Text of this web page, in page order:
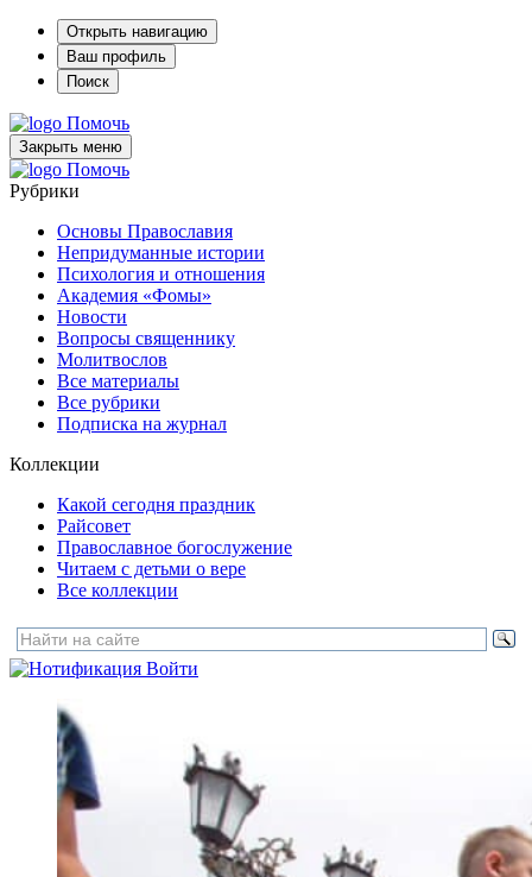
Открыть навигацию
Ваш профиль
Поиск
Помочь
Закрыть меню
Помочь
Рубрики
Основы Православия
Непридуманные истории
Психология и отношения
Академия «Фомы»
Новости
Вопросы священнику
Молитвослов
Все материалы
Все рубрики
Подписка на журнал
Коллекции
Какой сегодня праздник
Райсовет
Православное богослужение
Читаем с детьми о вере
Все коллекции
Войти